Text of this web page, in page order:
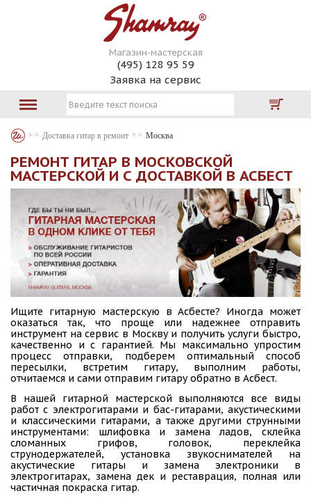
Магазин-мастерская
(495) 128 95 59
Заявка на сервис
Доставка гитар в ремонт Москва
РЕМОНТ ГИТАР В МОСКОВСКОЙ
МАСТЕРСКОЙ И С ДОСТАВКОЙ В АСБЕСТ
Ищите гитарную мастерскую в Асбесте? Иногда может
оказаться так, что проще или надежнее отправить
инструмент на сервис в Москву и получить услуги быстро,
качественно и с гарантией. Мы максимально упростим
процесс отправки, подберем оптимальный способ
пересылки, встретим гитару, выполним работы,
отчитаемся и сами отправим гитару обратно в Асбест.
В нашей гитарной мастерской выполняются все виды
работ с электрогитарами и бас-гитарами, акустическими
и классическими гитарами, а также другими струнными
инструментами: шлифовка и замена ладов, склейка
сломанных грифов, головок, переклейка
струнодержателей, установка звукоснимателей на
акустические гитары и замена электроники в
электрогитарах, замена дек и реставрация, полная или
частичная покраска гитар.